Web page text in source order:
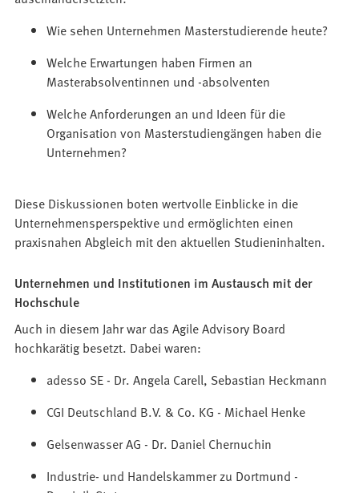
Wie sehen Unternehmen Masterstudierende heute?
Welche Erwartungen haben Firmen an
Masterabsolventinnen und -absolventen
Welche Anforderungen an und Ideen für die
Organisation von Masterstudiengängen haben die
Unternehmen?
Diese Diskussionen boten wertvolle Einblicke in die
Unternehmensperspektive und ermöglichten einen
praxisnahen Abgleich mit den aktuellen Studieninhalten.
Unternehmen und Institutionen im Austausch mit der
Hochschule
Auch in diesem Jahr war das Agile Advisory Board
hochkarätig besetzt. Dabei waren:
adesso SE - Dr. Angela Carell, Sebastian Heckmann
CGI Deutschland B.V. & Co. KG - Michael Henke
Gelsenwasser AG - Dr. Daniel Chernuchin
Industrie- und Handelskammer zu Dortmund -